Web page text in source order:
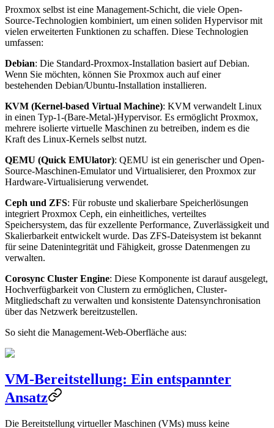
Proxmox selbst ist eine Management-Schicht, die viele Open-
Source-Technologien kombiniert, um einen soliden Hypervisor mit
vielen erweiterten Funktionen zu schaffen. Diese Technologien
umfassen:
Debian: Die Standard-Proxmox-Installation basiert auf Debian.
Wenn Sie möchten, können Sie Proxmox auch auf einer
bestehenden Debian/Ubuntu-Installation installieren.
KVM (Kernel-based Virtual Machine): KVM verwandelt Linux
in einen Typ-1-(Bare-Metal-)Hypervisor. Es ermöglicht Proxmox,
mehrere isolierte virtuelle Maschinen zu betreiben, indem es die
Kraft des Linux-Kernels selbst nutzt.
QEMU (Quick EMUlator): QEMU ist ein generischer und Open-
Source-Maschinen-Emulator und Virtualisierer, den Proxmox zur
Hardware-Virtualisierung verwendet.
Ceph und ZFS: Für robuste und skalierbare Speicherlösungen
integriert Proxmox Ceph, ein einheitliches, verteiltes
Speichersystem, das für exzellente Performance, Zuverlässigkeit und
Skalierbarkeit entwickelt wurde. Das ZFS-Dateisystem ist bekannt
für seine Datenintegrität und Fähigkeit, grosse Datenmengen zu
verwalten.
Corosync Cluster Engine: Diese Komponente ist darauf ausgelegt,
Hochverfügbarkeit von Clustern zu ermöglichen, Cluster-
Mitgliedschaft zu verwalten und konsistente Datensynchronisation
über das Netzwerk bereitzustellen.
So sieht die Management-Web-Oberfläche aus:
VM-Bereitstellung: Ein entspannter
Ansatz
Die Bereitstellung virtueller Maschinen (VMs) muss keine